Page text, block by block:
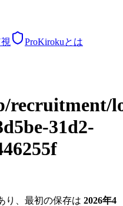
ProKirokuとは
/recruitment/
31d2-
り、最初の保存は 2026年4